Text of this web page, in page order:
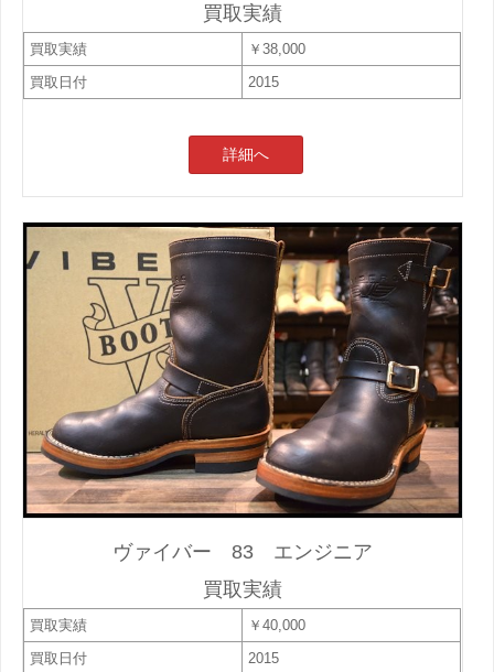
買取実績
買取実績
￥38,000
買取日付
2015
詳細へ
ヴァイバー 83 エンジニア
買取実績
買取実績
￥40,000
買取日付
2015